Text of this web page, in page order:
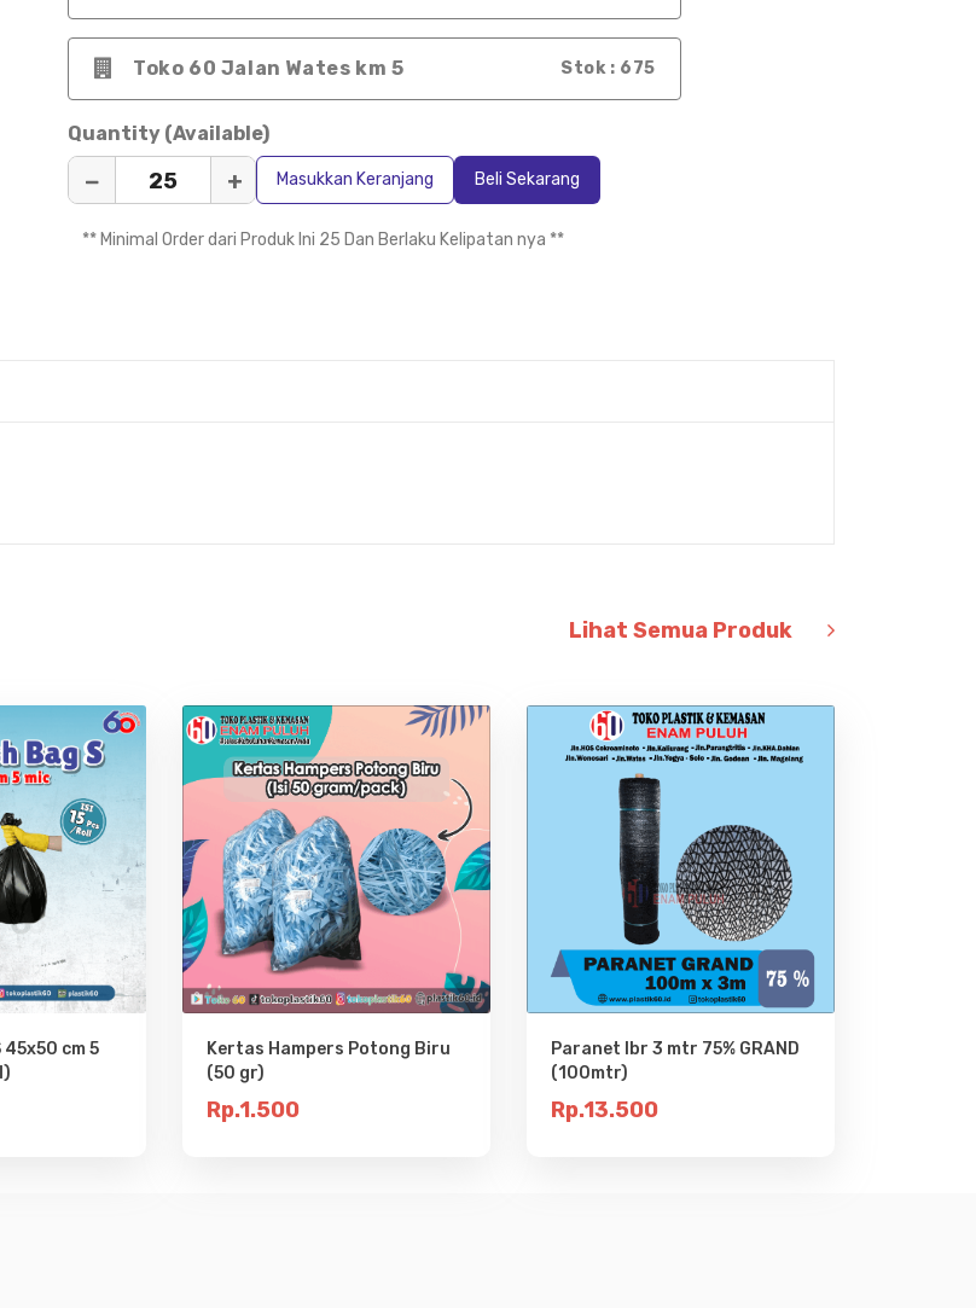
Toko 60 Jalan Wates km 5 Stok : 675
Quantity (Available)
− + Masukkan Keranjang Beli Sekarang
** Minimal Order dari Produk Ini 25 Dan Berlaku Kelipatan nya **
Lihat Semua Produk
45x50 cm 5
Kertas Hampers Potong Biru
(50 gr)
Rp.1.500
Paranet lbr 3 mtr 75% GRAND
(100mtr)
Rp.13.500